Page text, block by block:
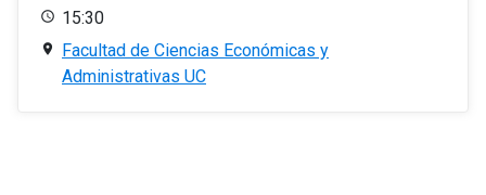
15:30
Facultad de Ciencias Económicas y
Administrativas UC